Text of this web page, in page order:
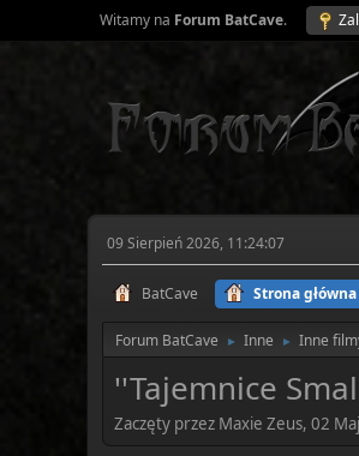
Witamy na Forum BatCave.
09 Sierpień 2026, 11:24:07
BatCave Strona główna
Forum BatCave ► Inne ► Inne
''Tajemnice
Zaczęty przez Maxie Zeus, 02